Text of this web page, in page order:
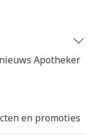
Apotheker
en promoties